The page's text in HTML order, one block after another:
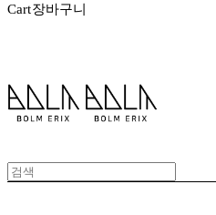
Cart장바구니